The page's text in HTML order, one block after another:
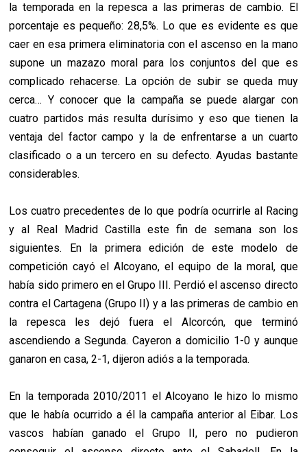
la temporada en la repesca a las primeras de cambio. El
porcentaje es pequeño: 28,5%. Lo que es evidente es que
caer en esa primera eliminatoria con el ascenso en la mano
supone un mazazo moral para los conjuntos del que es
complicado rehacerse. La opción de subir se queda muy
cerca… Y conocer que la campaña se puede alargar con
cuatro partidos más resulta durísimo y eso que tienen la
ventaja del factor campo y la de enfrentarse a un cuarto
clasificado o a un tercero en su defecto. Ayudas bastante
considerables.
Los cuatro precedentes de lo que podría ocurrirle al Racing
y al Real Madrid Castilla este fin de semana son los
siguientes. En la primera edición de este modelo de
competición cayó el Alcoyano, el equipo de la moral, que
había sido primero en el Grupo III. Perdió el ascenso directo
contra el Cartagena (Grupo II) y a las primeras de cambio en
la repesca les dejó fuera el Alcorcón, que terminó
ascendiendo a Segunda. Cayeron a domicilio 1-0 y aunque
ganaron en casa, 2-1, dijeron adiós a la temporada.
En la temporada 2010/2011 el Alcoyano le hizo lo mismo
que le había ocurrido a él la campaña anterior al Eibar. Los
vascos habían ganado el Grupo II, pero no pudieron